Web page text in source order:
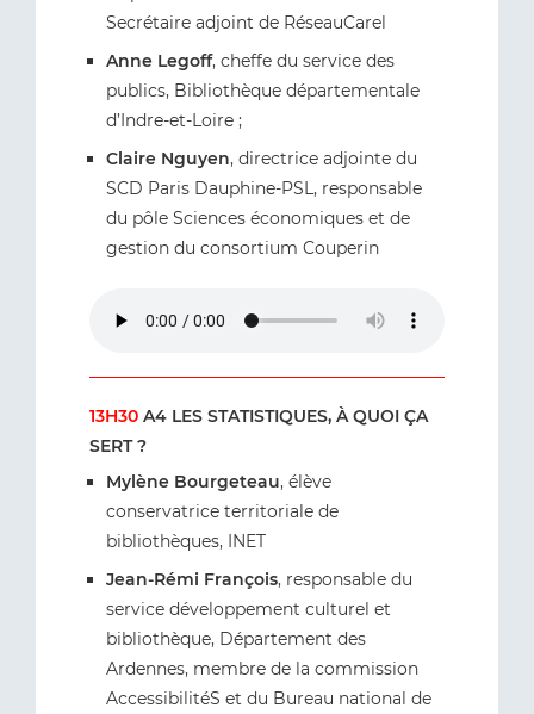
Secrétaire adjoint de RéseauCarel
Anne Legoff, cheffe du service des
publics, Bibliothèque départementale
d’Indre-et-Loire ;
Claire Nguyen, directrice adjointe du
SCD Paris Dauphine-PSL, responsable
du pôle Sciences économiques et de
gestion du consortium Couperin
13H30 A4 LES STATISTIQUES, À QUOI ÇA
SERT ?
Mylène Bourgeteau, élève
conservatrice territoriale de
bibliothèques, INET
Jean-Rémi François, responsable du
service développement culturel et
bibliothèque, Département des
Ardennes, membre de la commission
AccessibilitéS et du Bureau national de